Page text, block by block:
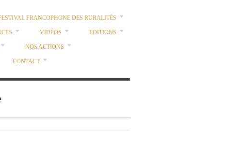
FRANCOPHONE DES RURALITÉS
VIDÉOS EDITIONS
NOS ACTIONS
CONTACT